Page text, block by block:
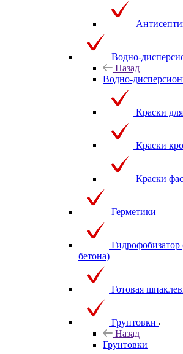
Водно-
Назад
Водно-
Краски
Краски
Краски
Герметики
бетона)
Готовая
Грунтовки
Назад
Грунтовки